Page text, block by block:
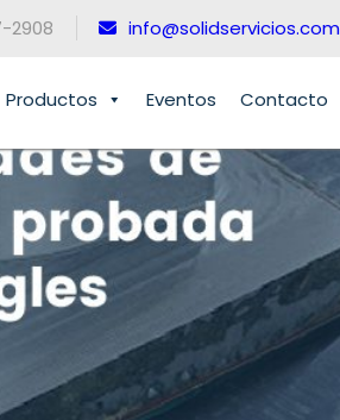
2908 info@solidservicios.com
Productos Eventos Contacto